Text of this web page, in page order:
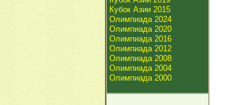
Кубок Азии 2015
Олимпиада 2024
Олимпиада 2020
Олимпиада 2016
Олимпиада 2012
Олимпиада 2008
Олимпиада 2004
Олимпиада 2000